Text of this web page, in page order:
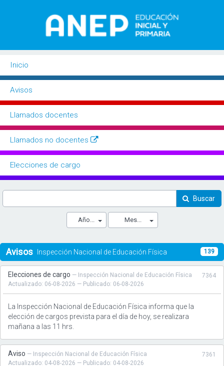
Buscador
Inicio
Avisos
Llamados docentes
Llamados no docentes
Elecciones de cargo
Buscar
Año... Mes...
Avisos Inspección Nacional de Educación Física 139
7364
Elecciones de cargo — Inspección Nacional de Educación Física
Actualizado: 06-08-2026 — Publicado: 06-08-2026
La Inspección Nacional de Educación Física informa que la
elección de cargos prevista para el día de hoy, se realizara
mañana a las 11 hrs.
7361
Aviso — Inspección Nacional de Educación Física
Actualizado: 04-08-2026 — Publicado: 04-08-2026